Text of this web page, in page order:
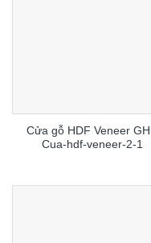
Cửa gỗ HDF Veneer
Cua-hdf-veneer-2-1